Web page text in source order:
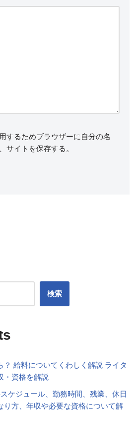
するためブラウザーに自分の名
サイトを保存する。
検索
？ 給料についてくわしく解説 ライタ
・資格を解説
ケジュール、勤務時間、残業、休日
り方、年収や必要な資格について解